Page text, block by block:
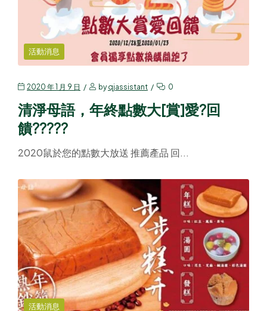
活動消息
2020 年 1 月 9 日 byqjassistant 0
清淨母語，年終點數大[賞]愛?回
饋?????
2020鼠於您的點數大放送 推薦產品 回...
活動消息